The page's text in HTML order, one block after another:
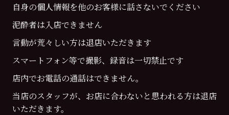
自身の個人情報を他のお客様に話さないでください
泥酔者は入店できません
言動が荒々しい方は退店いただきます
スマートフォン等で撮影、録音は一切禁止です
店内でお電話の通話はできません。
当店のスタッフが、お店に合わないと思われる方は退店
いただきます。